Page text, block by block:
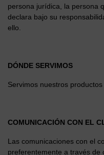
persona jurídica, la persona
declara bajo su
ello.
DÓNDE SERVIMOS
Servimos nuestros
COMUNICACIÓN CON EL
Las comunicaciones con el
preferentemente a través de